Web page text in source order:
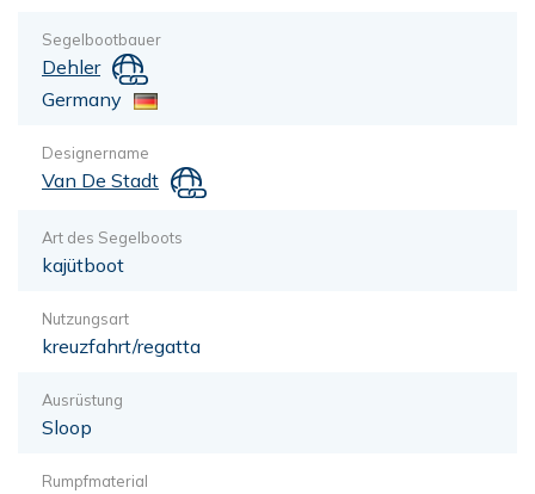
Segelbootbauer
Dehler
Germany
Designername
Van De Stadt
Art des Segelboots
kajütboot
Nutzungsart
kreuzfahrt/regatta
Ausrüstung
Sloop
Rumpfmaterial